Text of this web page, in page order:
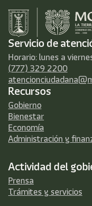
Servicio de
Horario: lunes a
(777) 329 2200
Recursos
Gobierno
Bienestar
Economía
Administración y
Actividad del
Prensa
Trámites y servicios